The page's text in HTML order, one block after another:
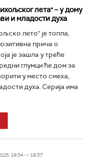
лета" – у дому
и младости духа
лето" је топла,
прича о
је зашла у треће
глумци ће дом за
у место смеха,
духа. Серија има
18:54 -> 18:57